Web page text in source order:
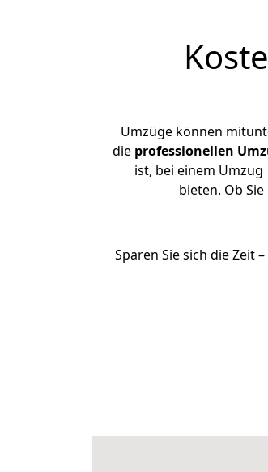
Umzüge können
die professionellen
ist, bei einem
bieten. Ob
Sparen Sie sich die Zeit